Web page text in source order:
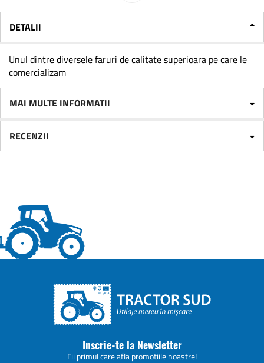
DETALII
Unul dintre diversele faruri de calitate superioara pe care le
comercializam
MAI MULTE INFORMATII
RECENZII
Inscrie-te la Newsletter
Fii primul care afla promotiile noastre!